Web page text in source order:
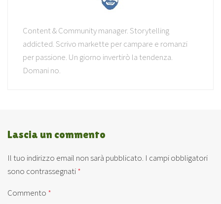
Content & Community manager. Storytelling
addicted. Scrivo markette per campare e romanzi
per passione. Un giorno invertirò la tendenza.
Domani no.
Lascia un commento
Il tuo indirizzo email non sarà pubblicato. I campi obbligatori
sono contrassegnati*
Commento *